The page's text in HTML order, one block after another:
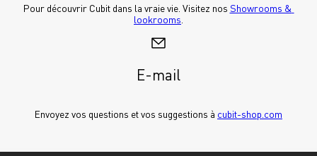
Pour découvrir Cubit dans la vraie vie. Visitez nos Showrooms &
lookrooms
E-mail
Envoyez vos questions et vos suggestions à cubit-shop.com